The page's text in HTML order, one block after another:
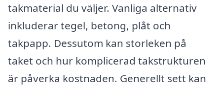
takmaterial du väljer. Vanliga alternativ
inkluderar tegel, betong, plåt och
takpapp. Dessutom kan storleken på
taket och hur komplicerad takstrukturen
är påverka kostnaden. Generellt sett kan